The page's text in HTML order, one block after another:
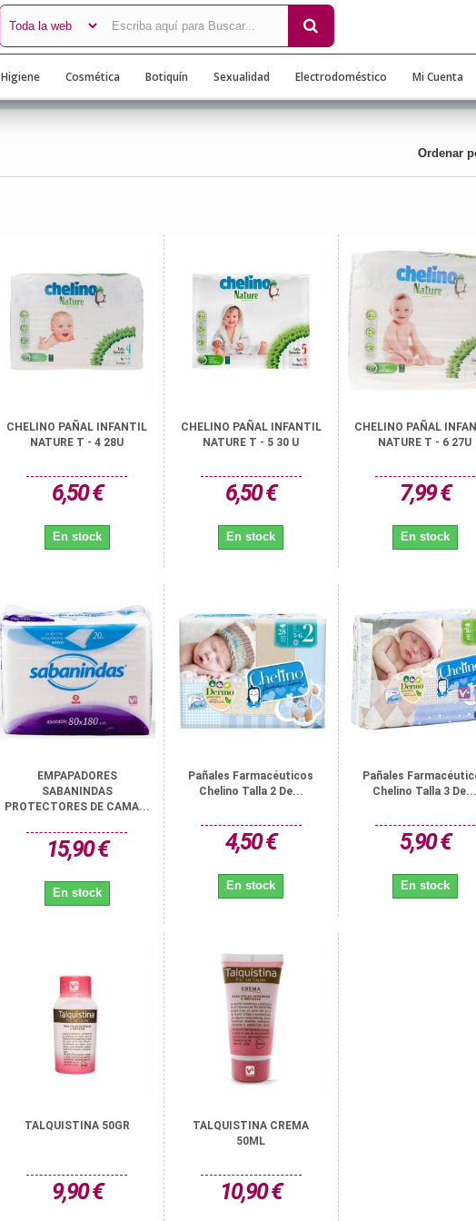
Higiene Cosmética Botiquín Sexualidad Electrodoméstico Mi Cuenta
Ordenar
CHELINO PAÑAL INFANTIL
NATURE T - 4 28U
6,50 €
En stock
CHELINO PAÑAL INFANTIL
NATURE T - 5 30 U
6,50 €
En stock
CHELINO PAÑAL
NATURE T - 6 27U
7,99 €
En stock
EMPAPADORES
SABANINDAS
PROTECTORES DE CAMA...
15,90 €
En stock
Pañales Farmacéuticos
Chelino Talla 2 De...
4,50 €
En stock
Pañales
Chelino Talla 3 De...
5,90 €
En stock
TALQUISTINA 50GR
9,90 €
TALQUISTINA CREMA
50ML
10,90 €